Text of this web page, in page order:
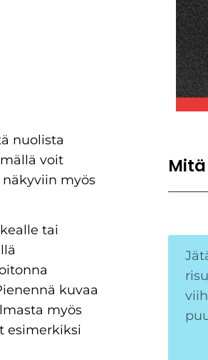
nuolista
voit
myös
tai
kuvaa
myös
esimerkiksi